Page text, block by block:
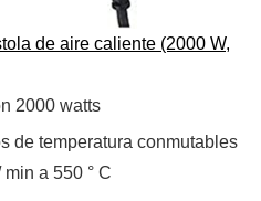
de aire caliente (2000 W,
2000 watts
de temperatura conmutables
min a 550 ° C